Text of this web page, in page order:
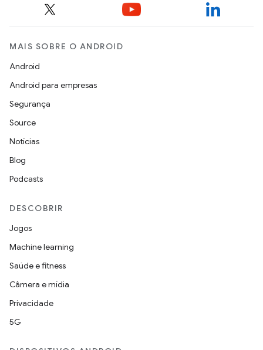
MAIS SOBRE O ANDROID
Android
Android para empresas
Segurança
Source
Notícias
Blog
Podcasts
DESCOBRIR
Jogos
Machine learning
Saúde e fitness
Câmera e mídia
Privacidade
5G